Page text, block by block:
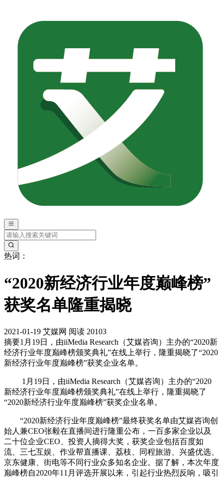
热词：
“2020新经济行业年度巅峰榜”
获奖名单隆重揭晓
2021-01-19 艾媒网 阅读 20103
摘要1月19日，由iiMedia Research（艾媒咨询）主办的“2020新
经济行业年度巅峰榜颁奖典礼”在线上举行，隆重揭晓了“2020
新经济行业年度巅峰榜”获奖企业名单。
1月19日，由iiMedia Research（艾媒咨询）主办的“2020
新经济行业年度巅峰榜颁奖典礼”在线上举行，隆重揭晓了
“2020新经济行业年度巅峰榜”获奖企业名单。
“2020新经济行业年度巅峰榜”最终获奖名单由艾媒咨询创
始人兼CEO张毅在直播间进行隆重公布，一百多家企业以及
二十位企业CEO、投资人摘得大奖，获奖企业包括百度如
流、三七互娱、作业帮直播课、荔枝、同程旅游、兴盛优选、
京东健康、街电等不同行业众多知名企业。据了解，本次年度
巅峰榜自2020年11月评选开展以来，引起行业热烈反响，吸引